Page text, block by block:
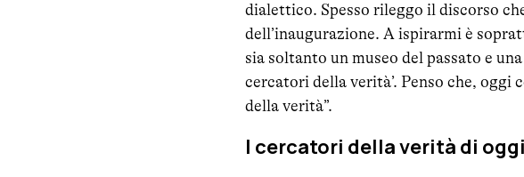
dialettico. Spesso rileggo il discorso
dell’inaugurazione. A ispirarmi è
sia soltanto un museo del passato e
cercatori della verità’. Penso che,
della verità”.
I cercatori della verità di